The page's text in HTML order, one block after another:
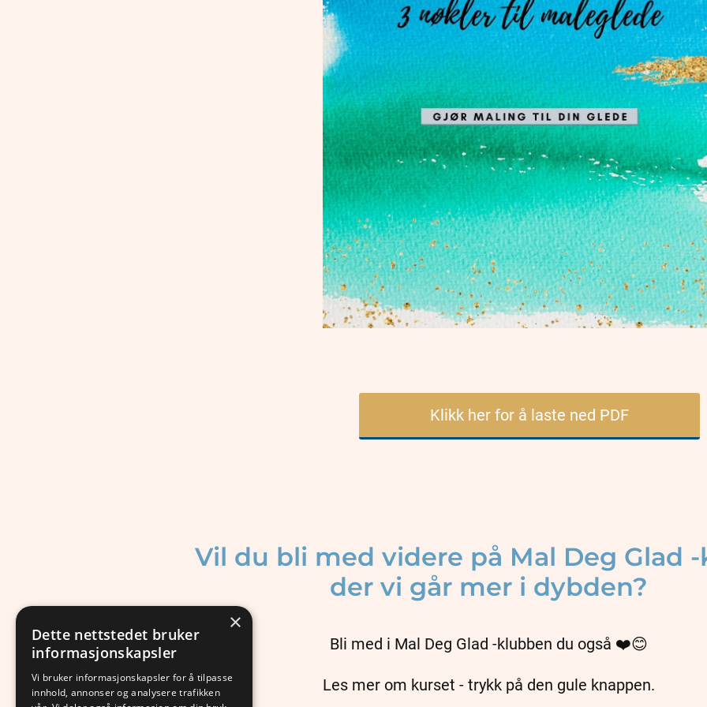
Klikk her for å laste ned PDF
Vil du bli med videre på Mal Deg Glad
der vi går mer i dybden?
Bli med i Mal Deg Glad -klubben du også ❤️😊
Les mer om kurset - trykk på den gule knappen.
×
Dette nettstedet bruker
informasjonskapsler
Vi bruker informasjonskapsler for å tilpasse
innhold, annonser og analysere trafikken